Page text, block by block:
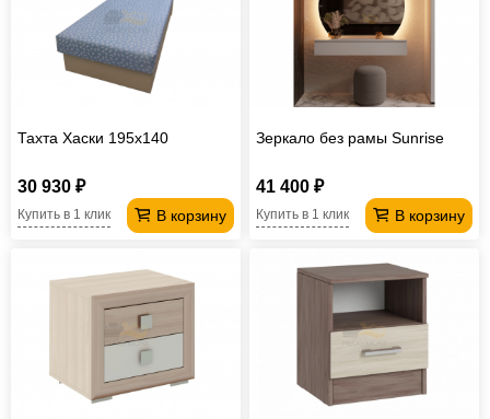
Тахта Хаски 195х140
30 930 ₽
В корзину
Купить в 1 клик
Зеркало без рамы Sunrise
41 400 ₽
В корзину
Купить в 1 клик